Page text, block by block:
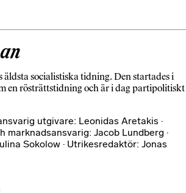
äldsta socialistiska tidning. Den startades i
en rösträttstidning och är i dag partipolitiskt
utgivare: Leonidas Aretakis ·
marknadsansvarig: Jacob Lundberg ·
Sokolow · Utrikesredaktör: Jonas